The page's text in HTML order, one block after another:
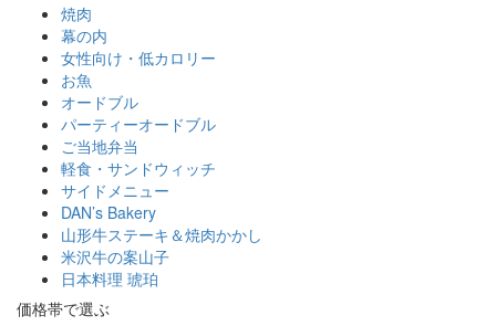
焼肉
幕の内
女性向け・低カロリー
お魚
オードブル
パーティーオードブル
ご当地弁当
軽食・サンドウィッチ
サイドメニュー
DAN’s Bakery
山形牛ステーキ＆焼肉かかし
米沢牛の案山子
日本料理 琥珀
価格帯で選ぶ